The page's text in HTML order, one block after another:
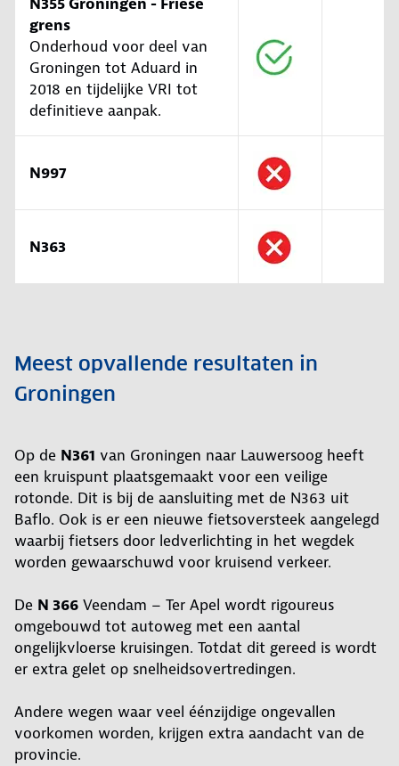
grens
​​​​​​Onderhoud voor deel van
Groningen tot Aduard in
2018 en tijdelijke VRI tot
definitieve aanpak.
N997
N363
Meest opvallende resultaten in
Groningen
Op de N361 van Groningen naar Lauwersoog heeft
een kruispunt plaatsgemaakt voor een veilige
rotonde. Dit is bij de aansluiting met de N363 uit
Baflo. Ook is er een nieuwe fietsoversteek aangelegd
waarbij fietsers door ledverlichting in het wegdek
worden gewaarschuwd voor kruisend verkeer.
De N 366 Veendam – Ter Apel wordt rigoureus
omgebouwd tot autoweg met een aantal
ongelijkvloerse kruisingen. Totdat dit gereed is wordt
er extra gelet op snelheidsovertredingen.
Andere wegen waar veel éénzijdige ongevallen
voorkomen worden, krijgen extra aandacht van de
provincie.